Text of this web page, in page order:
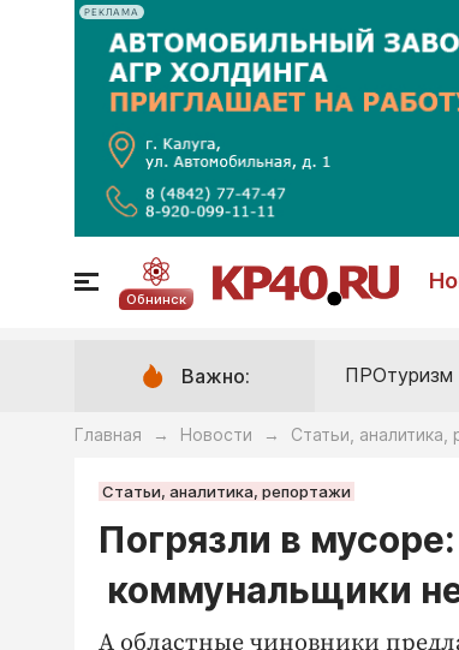
РЕКЛАМА
Обнинск
Важно: ПРОтуризм
Главная → Новости → Статьи, аналитика,
Статьи, аналитика, репортажи
Погрязли в
коммунальщики
А областные чиновники